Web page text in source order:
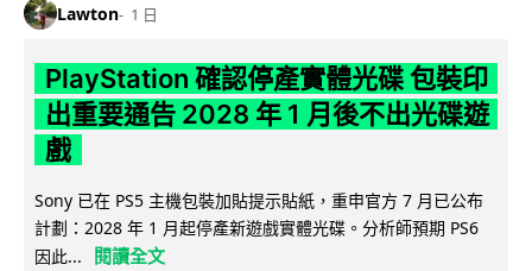
Lawton 1 日
PlayStation 確認停產實體光碟 包裝印
出重要通告 2028 年 1 月後不出光碟遊
戲
Sony 已在 PS5 主機包裝加貼提示貼紙，重申官方 7 月已公布
計劃：2028 年 1 月起停產新遊戲實體光碟。分析師預期 PS6
因此...
閱讀全文